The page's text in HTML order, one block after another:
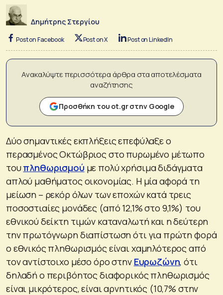
Δημήτρης Στεργίου
Post on Facebook Post on X Post on LinkedIn
Ανακαλύψτε περισσότερα άρθρα στα αποτελέσματα
αναζήτησης
Προσθήκη του ot.gr στην Google
Δύο σημαντικές εκπλήξεις επεφύλαξε ο
περασμένος Οκτώβριος στο πυρωμένο μέτωπο
τουπληθωρισμού με πολύ χρήσιμα διδάγματα
απλού μαθήματος οικονομίας. Η μία αφορά τη
μείωση – ρεκόρ όλων των εποχών κατά τρεις
ποσοστιαίες μονάδες (από 12,1% στο 9,1%) του
εθνικού δείκτη τιμών καταναλωτή και η δεύτερη
την πρωτόγνωρη διαπίστωση ότι για πρώτη φορά
ο εθνικός πληθωρισμός είναι χαμηλότερος από
τον αντίστοιχο μέσο όρο στην Ευρωζώνη, ότι
δηλαδή ο περιβόητος διαφορικός πληθωρισμός
είναι μικρότερος, είναι αρνητικός (10,7% στην